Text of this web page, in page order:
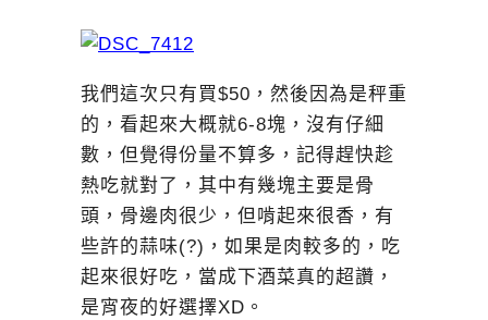
我們這次只有買$50，然後因為是秤重
的，看起來大概就6-8塊，沒有仔細
數，但覺得份量不算多，記得趕快趁
熱吃就對了，其中有幾塊主要是骨
頭，骨邊肉很少，但啃起來很香，有
些許的蒜味(?)，如果是肉較多的，吃
起來很好吃，當成下酒菜真的超讚，
是宵夜的好選擇XD。